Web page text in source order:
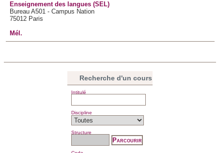
Enseignement des langues (SEL)
Bureau A501 - Campus Nation
75012 Paris
Mél.
Recherche d'un cours
Intitulé
Discipline
Structure